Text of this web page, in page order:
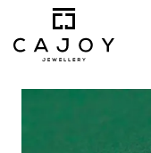
springen